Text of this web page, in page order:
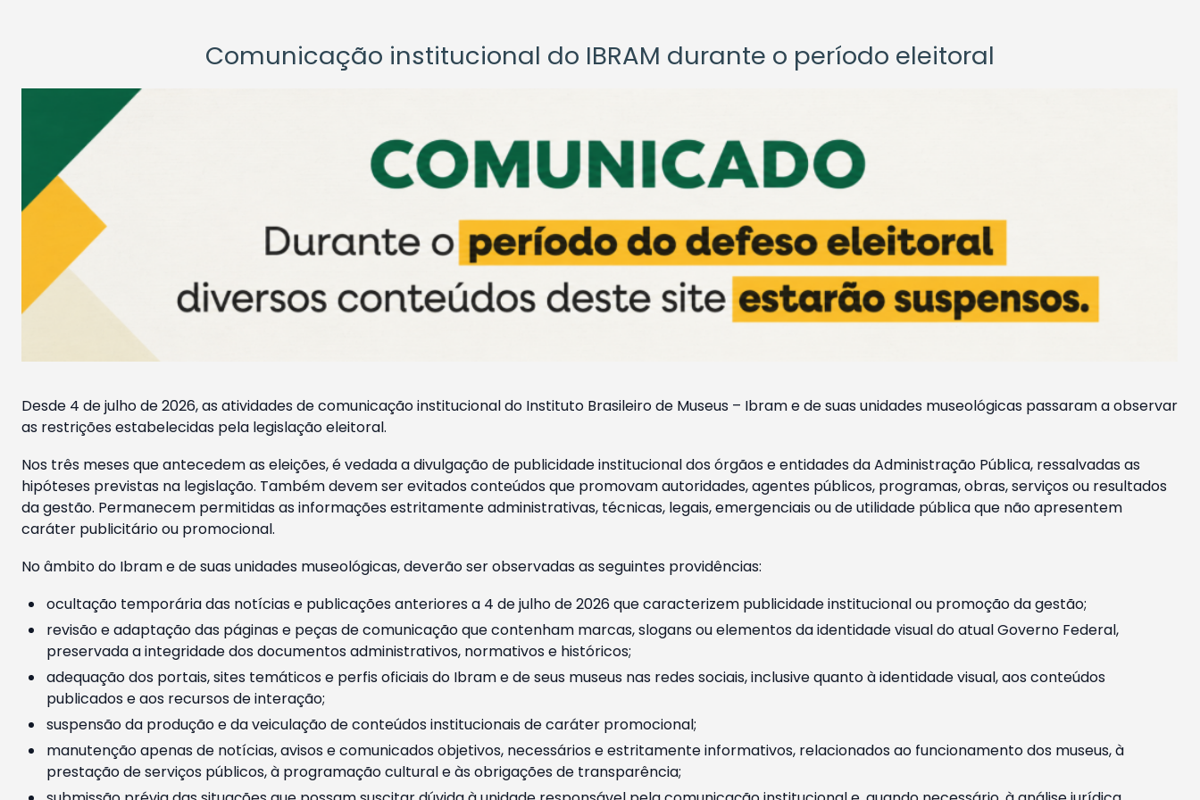
Comunicação institucional do IBRAM durante o período eleitoral
Desde 4 de julho de 2026, as atividades de comunicação institucional do Instituto Brasileiro de Museus – Ibram e de suas unidades museológicas passaram a observar
as restrições estabelecidas pela legislação eleitoral.
Nos três meses que antecedem as eleições, é vedada a divulgação de publicidade institucional dos órgãos e entidades da Administração Pública, ressalvadas as
hipóteses previstas na legislação. Também devem ser evitados conteúdos que promovam autoridades, agentes públicos, programas, obras, serviços ou resultados
da gestão. Permanecem permitidas as informações estritamente administrativas, técnicas, legais, emergenciais ou de utilidade pública que não apresentem
caráter publicitário ou promocional.
No âmbito do Ibram e de suas unidades museológicas, deverão ser observadas as seguintes providências:
ocultação temporária das notícias e publicações anteriores a 4 de julho de 2026 que caracterizem publicidade institucional ou promoção da gestão;
revisão e adaptação das páginas e peças de comunicação que contenham marcas, slogans ou elementos da identidade visual do atual Governo Federal,
preservada a integridade dos documentos administrativos, normativos e históricos;
adequação dos portais, sites temáticos e perfis oficiais do Ibram e de seus museus nas redes sociais, inclusive quanto à identidade visual, aos conteúdos
publicados e aos recursos de interação;
suspensão da produção e da veiculação de conteúdos institucionais de caráter promocional;
manutenção apenas de notícias, avisos e comunicados objetivos, necessários e estritamente informativos, relacionados ao funcionamento dos museus, à
prestação de serviços públicos, à programação cultural e às obrigações de transparência;